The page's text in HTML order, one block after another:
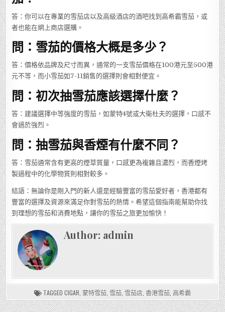
答：你可以在專業的雪茄店以及高級酒店的酒吧找到高希霸雪茄，或
者也能在網上商店選購。
問：雪茄的價格大概是多少？
答：價格依品牌及尺寸而異，通常的一支雪茄價格在100港元至500港
元不等，而小雪茄如7-11銷售的選擇則會相對便宜。
問：初次抽雪茄應該選擇什麼？
答：建議選擇中等強度的雪茄，如蒙特4號或大衛杜夫的選擇，口感不
會過於強烈。
問：抽雪茄與香煙有什麼不同？
答：雪茄通常含有更高的煙草質量，口感更為複雜且濃烈，而香煙烤
製過程中的化學物質則相對較多。
結語：無論你是剛入門的新人還是經驗豐富的雪茄愛好者，香港都有
豐富的選擇及資源來滿足你對雪茄的熱情。希望這個指南能幫助你找
到理想的雪茄和消費地點，讓你的雪茄之旅更加愉快！
Author: admin
TAGGED CIGAR 蒙特雪茄 雪茄 雪茄店 香港雪茄 高希霸